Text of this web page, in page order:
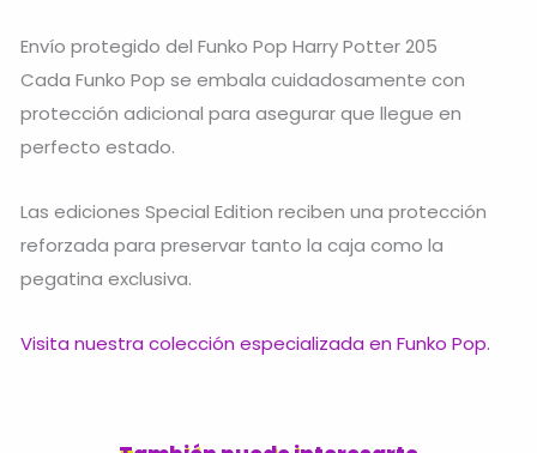
Envío protegido del Funko Pop Harry Potter 205
Cada Funko Pop se embala cuidadosamente con
protección adicional para asegurar que llegue en
perfecto estado.
Las ediciones Special Edition reciben una protección
reforzada para preservar tanto la caja como la
pegatina exclusiva.
Visita nuestra colección especializada en Funko Pop.